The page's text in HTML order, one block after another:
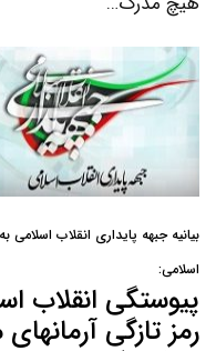
بیانیه جبهه پایداری انقلاب
اسلامی:
پیوستگی انقلاب
رمز تازگی